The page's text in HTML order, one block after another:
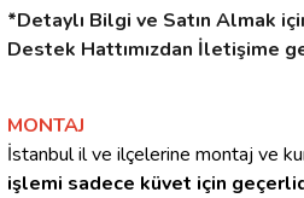
*Detaylı Bilgi ve Satın Almak
Destek Hattımızdan İletişime
MONTAJ
İstanbul il ve ilçelerine montaj ve
işlemi sadece küvet için